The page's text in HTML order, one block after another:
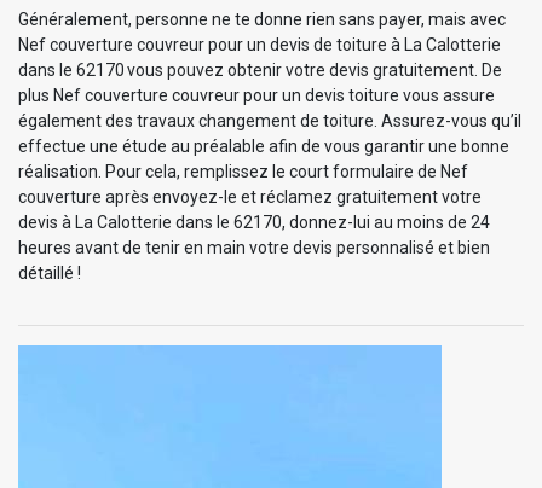
Généralement, personne ne te donne rien sans payer, mais avec
Nef couverture couvreur pour un devis de toiture à La Calotterie
dans le 62170 vous pouvez obtenir votre devis gratuitement. De
plus Nef couverture couvreur pour un devis toiture vous assure
également des travaux changement de toiture. Assurez-vous qu’il
effectue une étude au préalable afin de vous garantir une bonne
réalisation. Pour cela, remplissez le court formulaire de Nef
couverture après envoyez-le et réclamez gratuitement votre
devis à La Calotterie dans le 62170, donnez-lui au moins de 24
heures avant de tenir en main votre devis personnalisé et bien
détaillé !